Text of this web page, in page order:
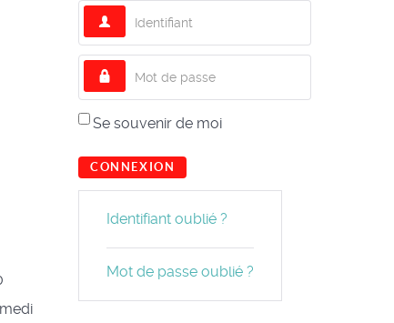
Identifiant
Se souvenir de moi
CONNEXION
Identifiant oublié ?
Mot de passe oublié ?